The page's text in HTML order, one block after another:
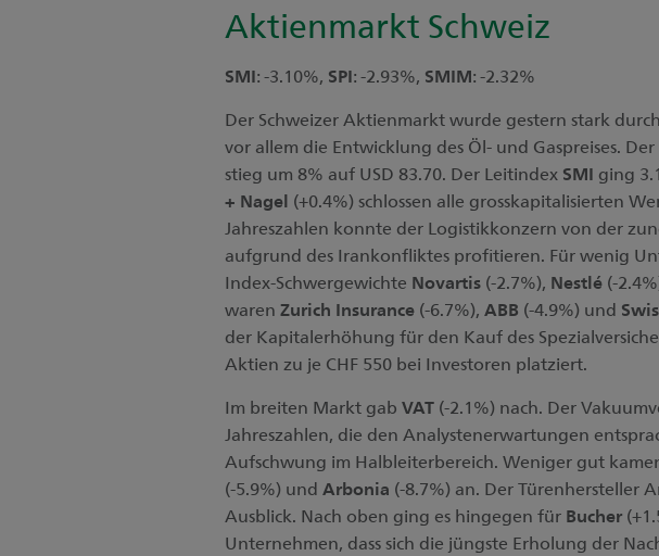
Aktienmarkt Schweiz
SMI: -3.10%, SPI: -2.93%, SMIM: -2.32%
Der Schweizer Aktienmarkt wurde gestern stark
vor allem die Entwicklung des Öl- und Gaspreises.
stieg um 8% auf USD 83.70. Der Leitindex SMI ging
+ Nagel (+0.4%) schlossen alle grosskapitalisierten
Jahreszahlen konnte der Logistikkonzern von der
aufgrund des Irankonfliktes profitieren. Für wenig
Index-Schwergewichte Novartis (-2.7%), Nestlé (-
waren Zurich Insurance (-6.7%), ABB (-4.9%) und
der Kapitalerhöhung für den Kauf des
Aktien zu je CHF 550 bei Investoren platziert.
Im breiten Markt gab VAT (-2.1%) nach. Der
Jahreszahlen, die den Analystenerwartungen
Aufschwung im Halbleiterbereich. Weniger gut
(-5.9%) und Arbonia (-8.7%) an. Der Türenhersteller
Ausblick. Nach oben ging es hingegen für Bucher
Unternehmen, dass sich die jüngste Erholung der